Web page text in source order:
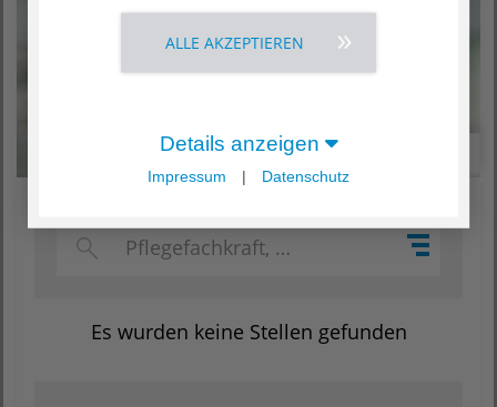
Liste
Es wurden keine Stellen gefunden
ALLE AKZEPTIEREN
Details anzeigen
Impressum | Datenschutz